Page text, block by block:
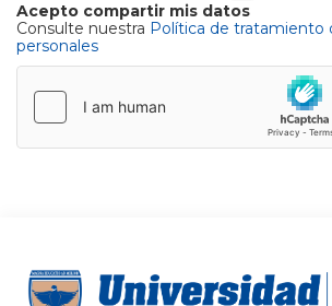
Acepto compartir mis datos
Consulte nuestra Política de tratamiento
personales